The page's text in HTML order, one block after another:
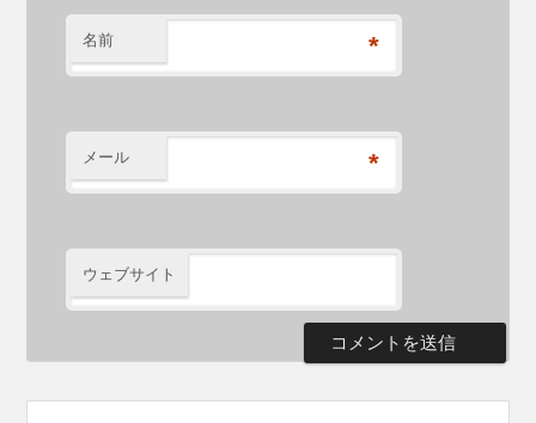
名前 *
メール *
ウェブサイト